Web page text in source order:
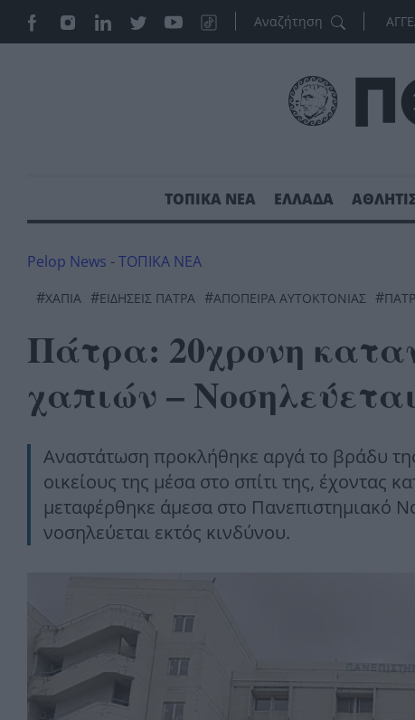
ΤΟΠΙΚΑ ΝΕΑ ΕΛΛΑΔΑ
Pelop News -ΤΟΠΙΚΑ ΝΕΑ
#ΧΆΠΙΑ #ΕΙΔΗΣΕΙΣ ΠΑΤΡΑ #ΑΠΟΠΕΙΡΑ ΑΥΤΟΚΤΟΝΙΑΣ #
Πάτρα: 20χρονη
χαπιών –
Αναστάτωση προκλήθηκε αργά το βράδυ
οικείους της μέσα στο σπίτι της, έχοντας
μεταφέρθηκε άμεσα στο Πανεπιστημιακό
νοσηλεύεται εκτός κινδύνου.